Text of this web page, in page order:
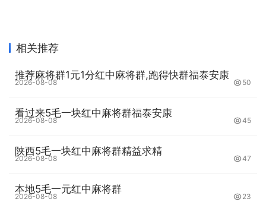
如，当你的手牌中已经有了自己的刻子，而对手的手牌中还
的胡牌范围，并让对手的手牌更加不稳定。
第四、主动出牌稳住局面
漏，就可能扭转整个局面。因此，在打牌的时候，需要时刻
住局面，比如选择一张比较平稳的牌打出，避免打出一张打
相关推荐
推荐麻将群1元1分红中麻将群,跑得快群福泰安康
2026-08-08 50
看过来5毛一块红中麻将群福泰安康
2026-08-08 45
陕西5毛一块红中麻将群精益求精
2026-08-08 47
本地5毛一元红中麻将群
2026-08-08 23